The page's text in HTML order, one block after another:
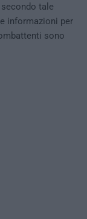
tale
informazioni per
sono